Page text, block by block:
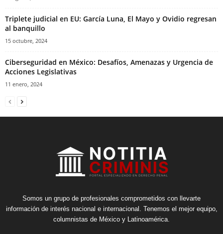
Telegram
Triplete judicial en EU: García Luna, El Mayo y Ovidio regresan
al banquillo
15 octubre, 2024
Ciberseguridad en México: Desafíos, Amenazas y Urgencia de
Acciones Legislativas
11 enero, 2024
Somos un grupo de profesionales comprometidos con llevarte
información de interés nacional e internacional. Tenemos el mejor equipo,
columnistas de México y Latinoamérica.